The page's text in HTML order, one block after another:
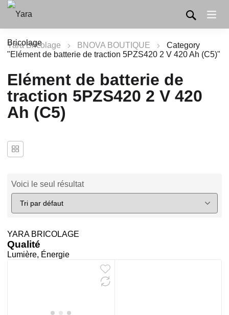
Yara Bricolage BNOVA BOUTIQUE
Category
"Elément de batterie de traction 5PZS420 2 V 420 Ah (C5)"
Elément de batterie de
traction 5PZS420 2 V 420
Ah (C5)
Voici le seul résultat
YARA BRICOLAGE
Qualité
Lumière, Énergie